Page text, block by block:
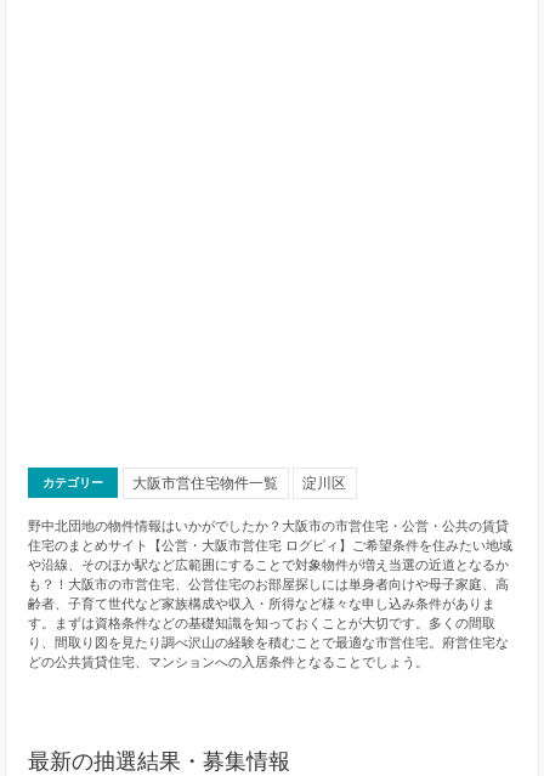
カテゴリー 大阪市営住宅物件一覧 淀川区
野中北団地の物件情報はいかがでしたか？大阪市の市営住宅・公営・公共の賃貸
住宅のまとめサイト【公営・大阪市営住宅 ログピィ】ご希望条件を住みたい地域
や沿線、そのほか駅など広範囲にすることで対象物件が増え当選の近道となるか
も？！大阪市の市営住宅、公営住宅のお部屋探しには単身者向けや母子家庭、高
齢者、子育て世代など家族構成や収入・所得など様々な申し込み条件がありま
す。まずは資格条件などの基礎知識を知っておくことが大切です。多くの間取
り、間取り図を見たり調べ沢山の経験を積むことで最適な市営住宅。府営住宅な
どの公共賃貸住宅、マンションへの入居条件となることでしょう。
最新の抽選結果・募集情報